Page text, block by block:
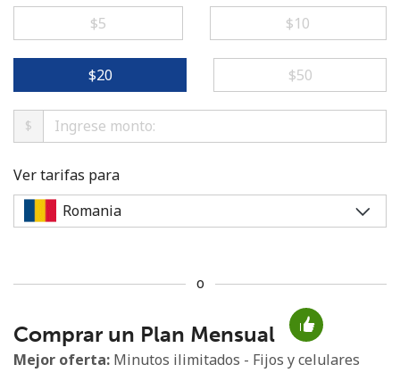
No se ha creado una contraseña
Mínimo 8 caracteres
Una letra mayúscula y una minúscula
Un número
⁦$5⁩
⁦$10⁩
⁦$20⁩ ⁦$50⁩
$
Ver tarifas para
o
Comprar un Plan Mensual
Mejor oferta: Minutos ilimitados - Fijos y celulares